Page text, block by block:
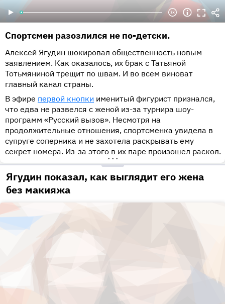
Спортсмен разозлился не по-детски.
Алексей Ягудин шокировал общественность новым
заявлением. Как оказалось, их брак с Татьяной
Тотьмяниной трещит по швам. И во всем виноват
главный канал страны.
В эфире первой кнопки именитый фигурист признался,
что едва не развелся с женой из-за турнира шоу-
программ «Русский вызов». Несмотря на
продолжительные отношения, спортсменка увидела в
супруге соперника и не захотела раскрывать ему
секрет номера. Из-за этого в их паре произошел раскол.
•••
Ягудин показал, как выглядит его жена
без макияжа